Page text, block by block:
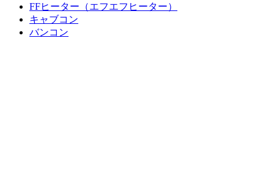
FFヒーター（エフエフヒーター）
キャブコン
バンコン